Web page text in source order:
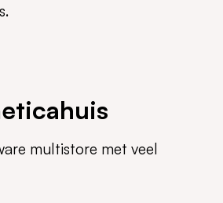
multistore met veel